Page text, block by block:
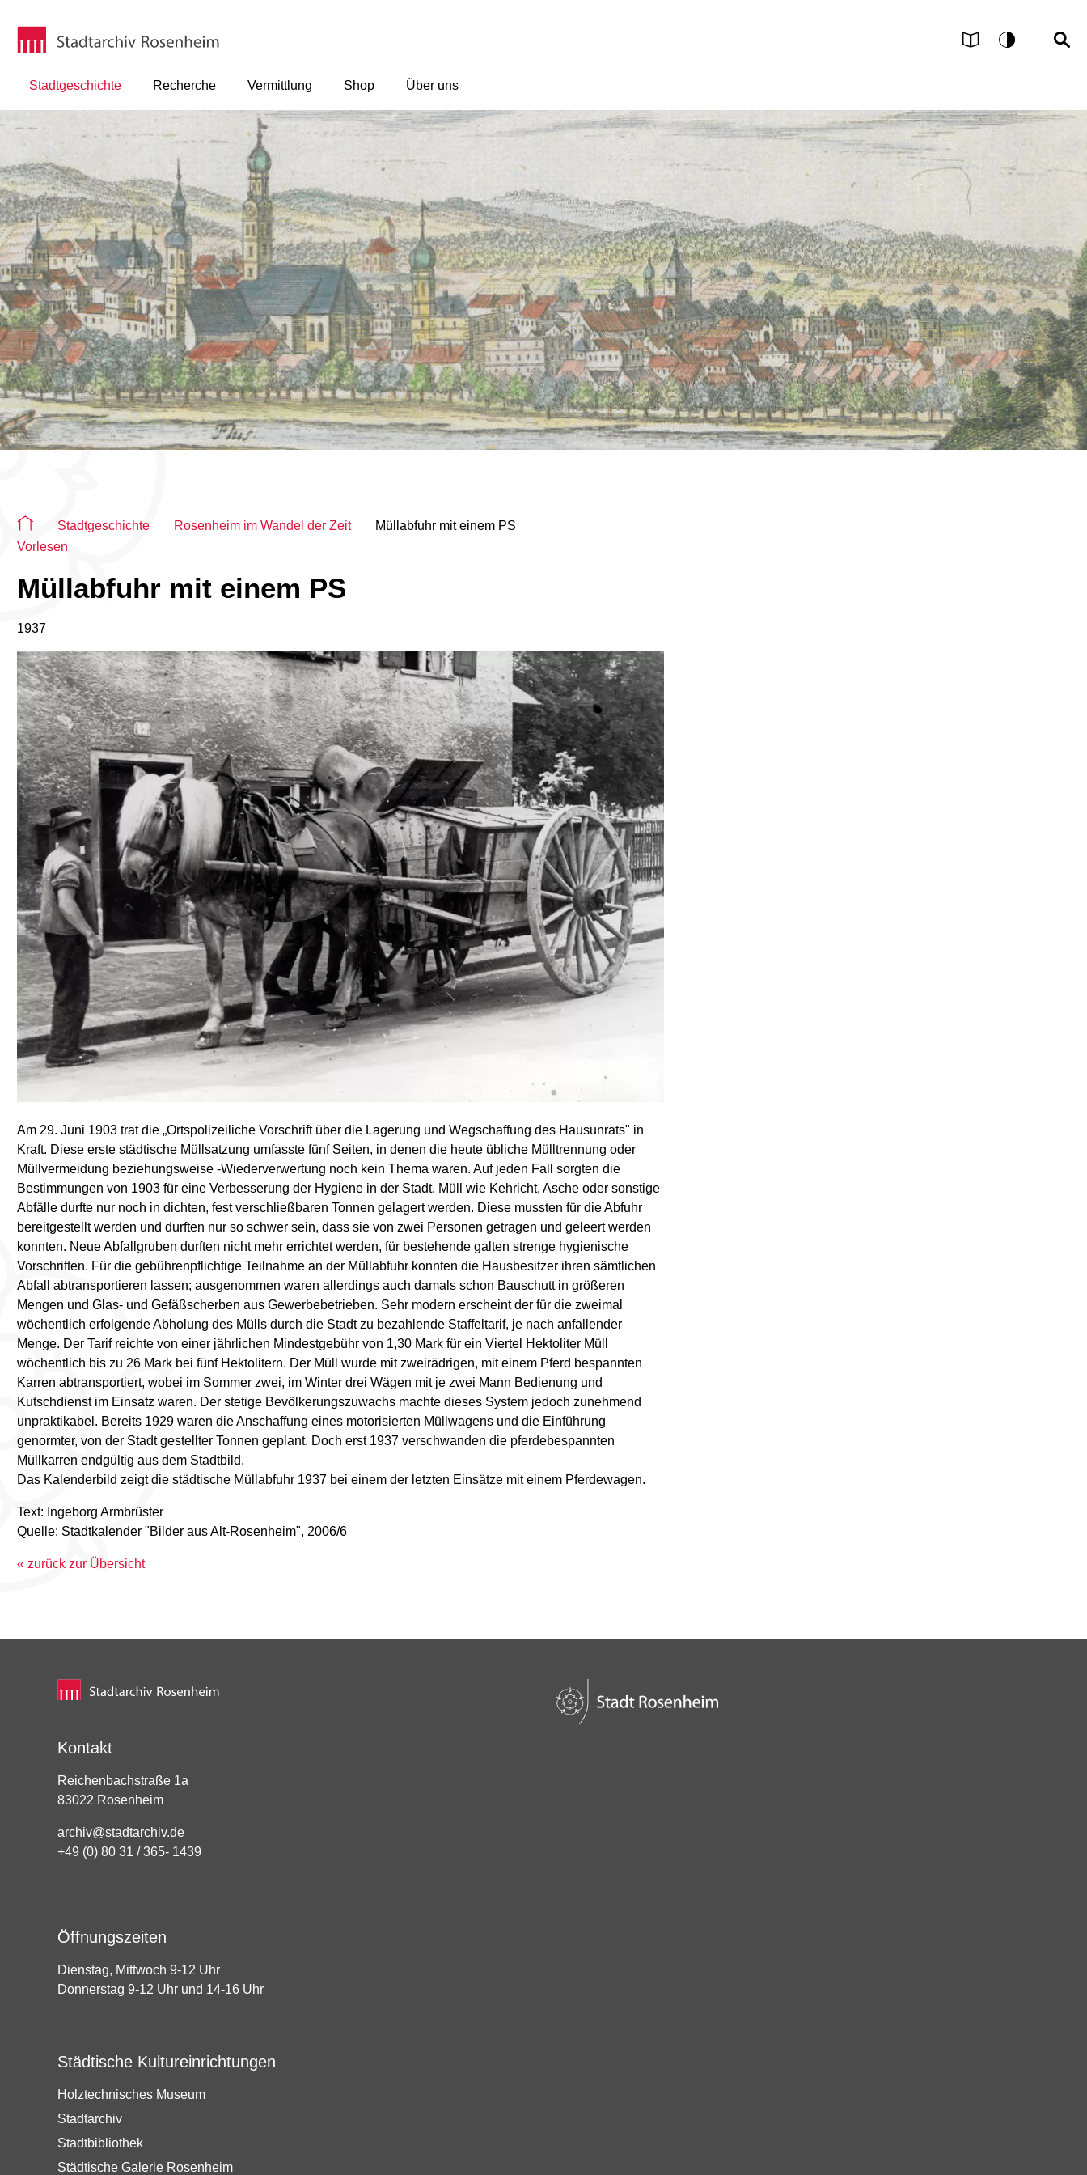
Stadtgeschichte Recherche Vermittlung Shop Über uns
Sie befinden sich auf der Seite "Detailseite"
Stadtgeschichte Rosenheim im Wandel der Zeit
Müllabfuhr mit einem PS
Vorlesen
Müllabfuhr mit einem PS
1937
Am 29. Juni 1903 trat die „Ortspolizeiliche Vorschrift über die Lagerung und Wegschaffung des Hausunrats" in
Kraft. Diese erste städtische Müllsatzung umfasste fünf Seiten, in denen die heute übliche Mülltrennung oder
Müllvermeidung beziehungsweise -Wiederverwertung noch kein Thema waren. Auf jeden Fall sorgten die
Bestimmungen von 1903 für eine Verbesserung der Hygiene in der Stadt. Müll wie Kehricht, Asche oder sonstige
Abfälle durfte nur noch in dichten, fest verschließbaren Tonnen gelagert werden. Diese mussten für die Abfuhr
bereitgestellt werden und durften nur so schwer sein, dass sie von zwei Personen getragen und geleert werden
konnten. Neue Abfallgruben durften nicht mehr errichtet werden, für bestehende galten strenge hygienische
Vorschriften. Für die gebührenpflichtige Teilnahme an der Müllabfuhr konnten die Hausbesitzer ihren sämtlichen
Abfall abtransportieren lassen; ausgenommen waren allerdings auch damals schon Bauschutt in größeren
Mengen und Glas- und Gefäßscherben aus Gewerbebetrieben. Sehr modern erscheint der für die zweimal
wöchentlich erfolgende Abholung des Mülls durch die Stadt zu bezahlende Staffeltarif, je nach anfallender
Menge. Der Tarif reichte von einer jährlichen Mindestgebühr von 1,30 Mark für ein Viertel Hektoliter Müll
wöchentlich bis zu 26 Mark bei fünf Hektolitern. Der Müll wurde mit zweirädrigen, mit einem Pferd bespannten
Karren abtransportiert, wobei im Sommer zwei, im Winter drei Wägen mit je zwei Mann Bedienung und
Kutschdienst im Einsatz waren. Der stetige Bevölkerungszuwachs machte dieses System jedoch zunehmend
unpraktikabel. Bereits 1929 waren die Anschaffung eines motorisierten Müllwagens und die Einführung
genormter, von der Stadt gestellter Tonnen geplant. Doch erst 1937 verschwanden die pferdebespannten
Müllkarren endgültig aus dem Stadtbild.
Das Kalenderbild zeigt die städtische Müllabfuhr 1937 bei einem der letzten Einsätze mit einem Pferdewagen.
Text: Ingeborg Armbrüster
Quelle: Stadtkalender "Bilder aus Alt-Rosenheim", 2006/6
« zurück zur Übersicht
Kontakt
Reichenbachstraße 1a
83022 Rosenheim
archiv@stadtarchiv.de
+49 (0) 80 31 / 365- 1439
Öffnungszeiten
Dienstag, Mittwoch 9-12 Uhr
Donnerstag 9-12 Uhr und 14-16 Uhr
Städtische Kultureinrichtungen
Holztechnisches Museum
Stadtarchiv
Stadtbibliothek
Städtische Galerie Rosenheim